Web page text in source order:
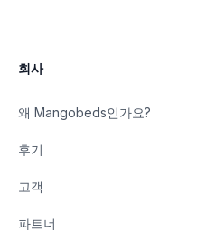
회사
왜 Mangobeds인가요?
후기
고객
파트너